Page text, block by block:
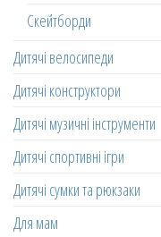
Скейтборди
Дитячі велосипеди
Дитячі конструктори
Дитячі музичні інструменти
Дитячі спортивні ігри
Дитячі сумки та рюкзаки
Для мам